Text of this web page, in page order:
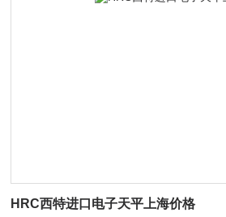
HRC西特进口电子天平上海价格